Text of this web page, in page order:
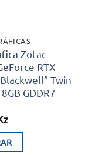
Zotac
RTX
Twin
GDDR7